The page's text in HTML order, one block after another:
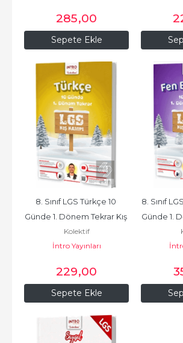
Sepete Ekle
285,00
Sepete Ekle
8. Sınıf LGS Türkçe 10
Günde 1. Dönem Tekrar Kış
Kampı
Kolektif
İntro Yayınları
229,00
8. Sınıf
Günde 1.